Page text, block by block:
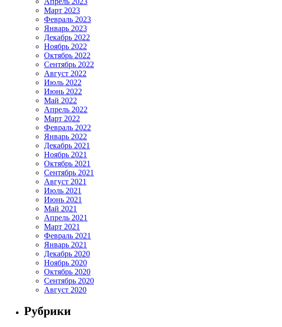
Март 2023
Февраль 2023
Январь 2023
Декабрь 2022
Ноябрь 2022
Октябрь 2022
Сентябрь 2022
Август 2022
Июль 2022
Июнь 2022
Май 2022
Апрель 2022
Март 2022
Февраль 2022
Январь 2022
Декабрь 2021
Ноябрь 2021
Октябрь 2021
Сентябрь 2021
Август 2021
Июль 2021
Июнь 2021
Май 2021
Апрель 2021
Март 2021
Февраль 2021
Январь 2021
Декабрь 2020
Ноябрь 2020
Октябрь 2020
Сентябрь 2020
Август 2020
Рубрики